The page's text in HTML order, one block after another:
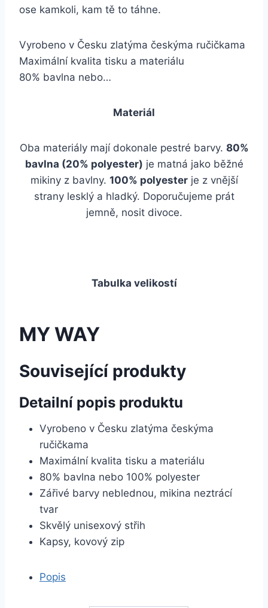
ose kamkoli, kam tě to táhne.
Vyrobeno v Česku zlatýma českýma ručičkama
Maximální kvalita tisku a materiálu
80% bavlna nebo…
Materiál
Oba materiály mají dokonale pestré barvy. 80%
bavlna (20% polyester) je matná jako běžné
mikiny z bavlny. 100% polyesterje z vnější
strany lesklý a hladký. Doporučujeme prát
jemně, nosit divoce.
Tabulka velikostí
MY WAY
Související produkty
Detailní popis produktu
Vyrobeno v Česku zlatýma českýma
ručičkama
Maximální kvalita tisku a materiálu
80% bavlna nebo 100% polyester
Zářivé barvy neblednou, mikina neztrácí
tvar
Skvělý unisexový střih
Kapsy, kovový zip
Popis